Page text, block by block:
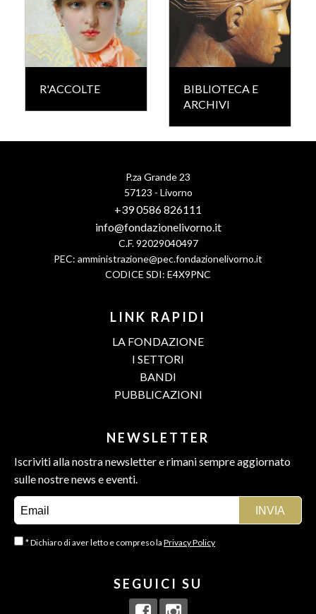
R'ACCOLTE
BIBLIOTECA E
ARCHIVI
P.za Grande 23
57123 - Livorno
+39 0586 826111
info@fondazionelivorno.it
C.F. 92029040497
PEC: amministrazione@pec.fondazionelivorno.it
CODICE SDI: E4X9PNC
LINK RAPIDI
LA FONDAZIONE
I SETTORI
BANDI
PUBBLICAZIONI
NEWSLETTER
Iscriviti alla nostra newsletter e rimani sempre aggiornato
sulle nostre news e eventi.
* Dichiaro di aver letto e compreso la Privacy Policy
SEGUICI SU